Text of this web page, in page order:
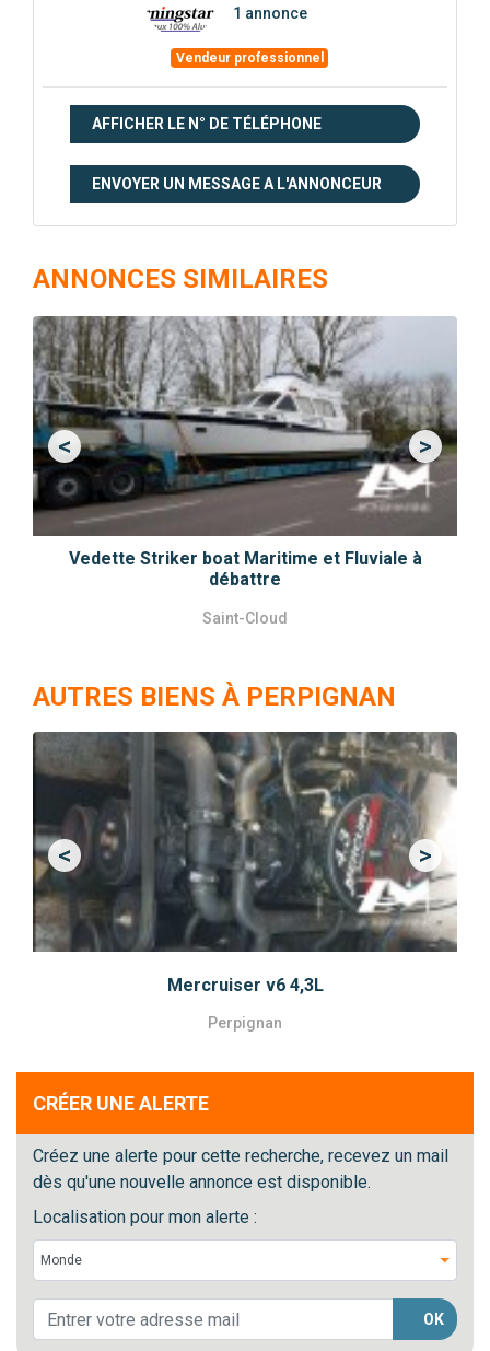
1 annonce
Vendeur professionnel
AFFICHER LE N° DE TÉLÉPHONE
ENVOYER UN MESSAGE A L'ANNONCEUR
ANNONCES SIMILAIRES
Vedette Striker boat Maritime et Fluviale à
débattre
Saint-Cloud
<Previous >Next
AUTRES BIENS À PERPIGNAN
Mercruiser v6 4,3L
Perpignan
<Previous >Next
CRÉER UNE ALERTE
Créez une alerte pour cette recherche, recevez un mail
dès qu'une nouvelle annonce est disponible.
Localisation pour mon alerte :
OK